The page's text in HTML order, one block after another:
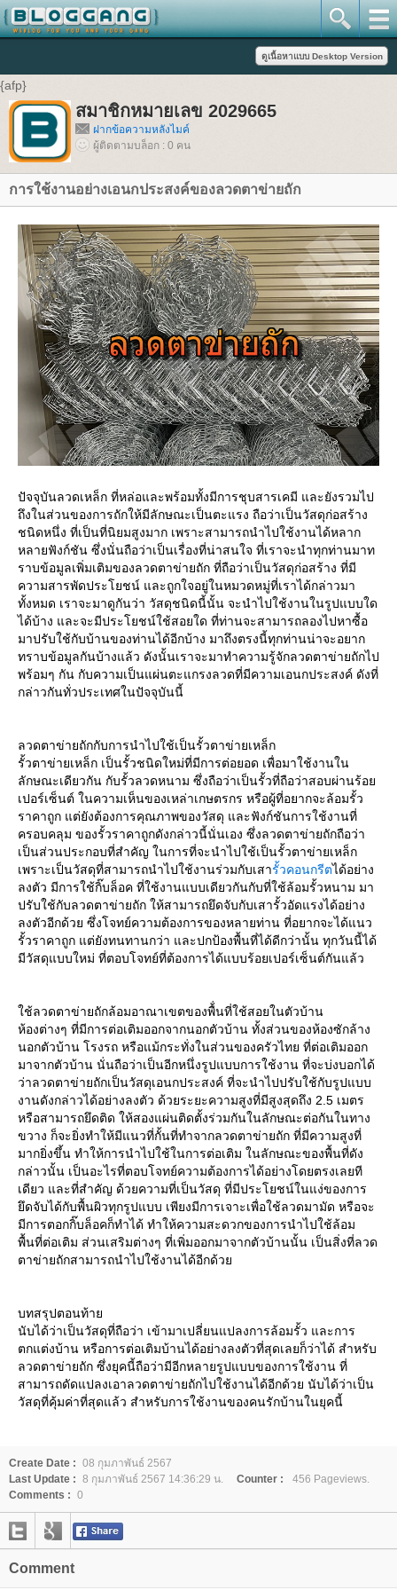
{afp}
สมาชิกหมายเลข 2029665
ฝากข้อความหลังไมค์
ผู้ติดตามบล็อก : 0 คน
การใช้งานอย่างเอนกประสงค์ของลวดตาข่ายถัก
ปัจจุบันลวดเหล็ก ที่หล่อและพร้อมทั้งมีการชุบสารเคมี และยังรวมไป
ถึงในส่วนของการถักให้มีลักษณะเป็นตะแรง ถือว่าเป็นวัสดุก่อสร้าง
ชนิดหนึ่ง ที่เป็นที่นิยมสูงมาก เพราะสามารถนำไปใช้งานได้หลาก
หลายฟังก์ชัน ซึ่งนั่นถือว่าเป็นเรื่องที่น่าสนใจ ที่เราจะนำทุกท่านมาท
ราบข้อมูลเพิ่มเติมของลวดตาข่ายถัก ที่ถือว่าเป็นวัสดุก่อสร้าง ที่มี
ความสารพัดประโยชน์ และถูกใจอยู่ในหมวดหมู่ที่เราได้กล่าวมา
ทั้งหมด เราจะมาดูกันว่า วัสดุชนิดนี้นั้น จะนำไปใช้งานในรูปแบบใด
ได้บ้าง และจะมีประโยชน์ใช้สอยใด ที่ท่านจะสามารถลองไปหาซื้อ
มาปรับใช้กับบ้านของท่านได้อีกบ้าง มาถึงตรงนี้ทุกท่านน่าจะอยาก
ทราบข้อมูลกันบ้างแล้ว ดังนั้นเราจะมาทำความรู้จักลวดตาข่ายถักไป
พร้อมๆ กัน กับความเป็นแผ่นตะแกรงลวดที่มีความเอนกประสงค์ ดังที่
กล่าวกันทั่วประเทศในปัจจุบันนี้
ลวดตาข่ายถักกับการนำไปใช้เป็นรั้วตาข่ายเหล็ก
รั้วตาข่ายเหล็ก เป็นรั้วชนิดใหม่ที่มีการต่อยอด เพื่อมาใช้งานใน
ลักษณะเดียวกัน กับรั้วลวดหนาม ซึ่งถือว่าเป็นรั้วที่ถือว่าสอบผ่านร้อย
เปอร์เซ็นต์ ในความเห็นของเหล่าเกษตรกร หรือผู้ที่อยากจะล้อมรั้ว
ราคาถูก แต่ยังต้องการคุณภาพของวัสดุ และฟังก์ชันการใช้งานที่
ครอบคลุม ของรั้วราคาถูกดังกล่าวนี้นั่นเอง ซึ่งลวดตาข่ายถักถือว่า
เป็นส่วนประกอบที่สำคัญ ในการที่จะนำไปใช้เป็นรั้วตาข่ายเหล็ก
เพราะเป็นวัสดุที่สามารถนำไปใช้งานร่วมกับเสารั้วคอนกรีตได้อย่าง
ลงตัว มีการใช้กิ๊บล็อค ที่ใช้งานแบบเดียวกันกับที่ใช้ล้อมรั้วหนาม มา
ปรับใช้กับลวดตาข่ายถัก ให้สามารถยึดจับกับเสารั้วอัดแรงได้อย่าง
ลงตัวอีกด้วย ซึ่งโจทย์ความต้องการของหลายท่าน ที่อยากจะได้แนว
รั้วราคาถูก แต่ยังทนทานกว่า และปกป้องพื้นที่ได้ดีกว่านั้น ทุกวันนี้ได้
มีวัสดุแบบใหม่ ที่ตอบโจทย์ที่ต้องการได้แบบร้อยเปอร์เซ็นต์กันแล้ว
ใช้ลวดตาข่ายถักล้อมอาณาเขตของพื้่นที่ใช้สอยในตัวบ้าน
ห้องต่างๆ ที่มีการต่อเติมออกจากนอกตัวบ้าน ทั้งส่วนของห้องซักล้าง
นอกตัวบ้าน โรงรถ หรือแม้กระทั่งในส่วนของครัวไทย ที่ต่อเติมออก
มาจากตัวบ้าน นั่นถือว่าเป็นอีกหนึ่งรูปแบบการใช้งาน ที่จะบ่งบอกได้
ว่าลวดตาข่ายถักเป็นวัสดุเอนกประสงค์ ที่จะนำไปปรับใช้กับรูปแบบ
งานดังกล่าวได้อย่างลงตัว ด้วยระยะความสูงที่มีสูงสุดถึง 2.5 เมตร
หรือสามารถยึดติด ให้สองแผ่นติดตั้งร่วมกันในลักษณะต่อกันในทาง
ขวาง ก็จะยิ่งทำให้มีแนวที่กั้นที่ทำจากลวดตาข่ายถัก ที่มีความสูงที่
มากยิ่งขึ้น ทำให้การนำไปใช้ในการต่อเติม ในลักษณะของพื้นที่ดัง
กล่าวนั้น เป็นอะไรที่ตอบโจทย์ความต้องการได้อย่างโดยตรงเลยที
เดียว และที่สำคัญ ด้วยความที่เป็นวัสดุ ที่มีประโยชน์ในแง่ของการ
ยึดจับได้กับพื้นผิวทุกรูปแบบ เพียงมีการเจาะเพื่อใช้ลวดมามัด หรือจะ
มีการตอกกิ๊บล็อคก็ทำได้ ทำให้ความสะดวกของการนำไปใช้ล้อม
พื้นที่ต่อเติม ส่วนเสริมต่างๆ ที่เพิ่มออกมาจากตัวบ้านนั้น เป็นสิ่งที่ลวด
ตาข่ายถักสามารถนำไปใช้งานได้อีกด้วย
บทสรุปตอนท้าย
นับได้ว่าเป็นวัสดุที่ถือว่า เข้ามาเปลี่ยนแปลงการล้อมรั้ว และการ
ตกแต่งบ้าน หรือการต่อเติมบ้านได้อย่างลงตัวที่สุดเลยก็ว่าได้ สำหรับ
ลวดตาข่ายถัก ซึ่งยุคนี้ถือว่ามีอีกหลายรูปแบบของการใช้งาน ที่
สามารถดัดแปลงเอาลวดตาข่ายถักไปใช้งานได้อีกด้วย นับได้ว่าเป็น
วัสดุที่คุ้มค่าที่สุดแล้ว สำหรับการใช้งานของคนรักบ้านในยุคนี้
Create Date : 08 กุมภาพันธ์ 2567
Last Update : 8 กุมภาพันธ์ 2567 14:36:29 น. Counter :
456 Pageviews.
Comments : 0
Comment